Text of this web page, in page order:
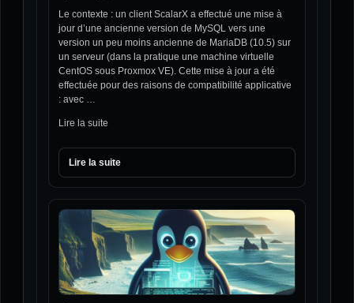
Le contexte : un client ScalarX a effectué une mise à
jour d’une ancienne version de MySQL vers une
version un peu moins ancienne de MariaDB (10.5) sur
un serveur (dans la pratique une machine virtuelle
CentOS sous Proxmox VE). Cette mise à jour a été
effectuée pour des raisons de compatibilité applicative
: avec …
Lire la suite
Lire la suite